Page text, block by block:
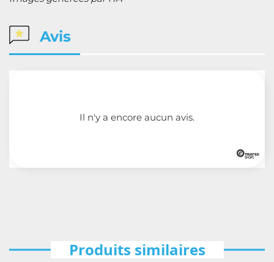
Avis
Il n'y a encore aucun avis.
Produits similaires